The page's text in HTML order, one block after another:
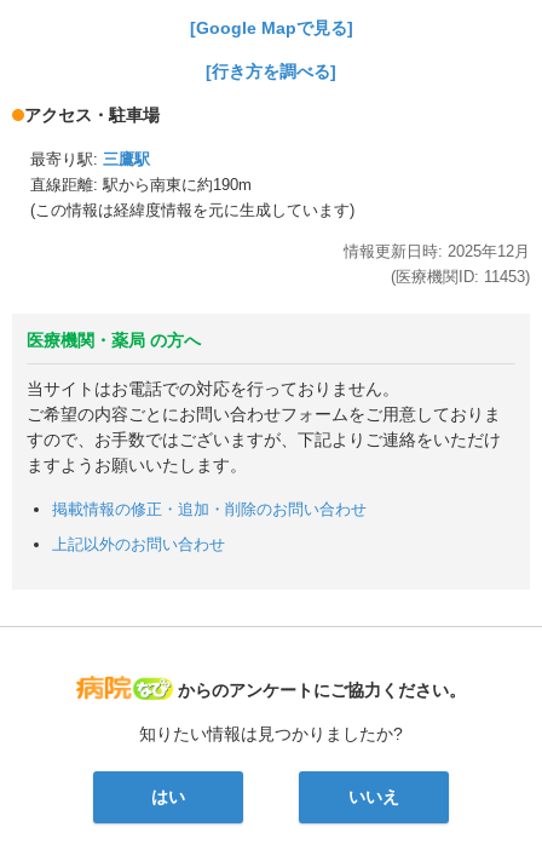
[Google Mapで見る]
[行き方を調べる]
アクセス・駐車場
最寄り駅: 三鷹駅
直線距離: 駅から南東に約190m
(この情報は経緯度情報を元に生成しています)
情報更新日時: 2025年12月
(医療機関ID: 11453)
医療機関・薬局 の方へ
当サイトはお電話での対応を行っておりません。
ご希望の内容ごとにお問い合わせフォームをご用意しておりま
すので、お手数ではございますが、下記よりご連絡をいただけ
ますようお願いいたします。
掲載情報の修正・追加・削除のお問い合わせ
上記以外のお問い合わせ
病院なび
からのアンケートにご協力ください。
知りたい情報は見つかりましたか?
はい いいえ